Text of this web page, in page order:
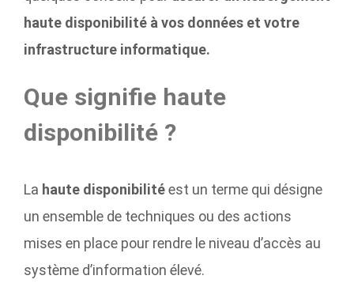
haute disponibilité à vos données et votre
infrastructure informatique.
Que signifie haute
disponibilité ?
La haute disponibilitéest un terme qui désigne
un ensemble de techniques ou des actions
mises en place pour rendre le niveau d’accès au
système d’information élevé.